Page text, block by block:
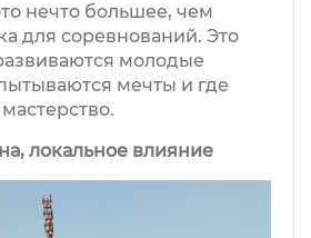
локальное влияние
нечто большее, чем
для соревнований. Это
молодые
мечты и где